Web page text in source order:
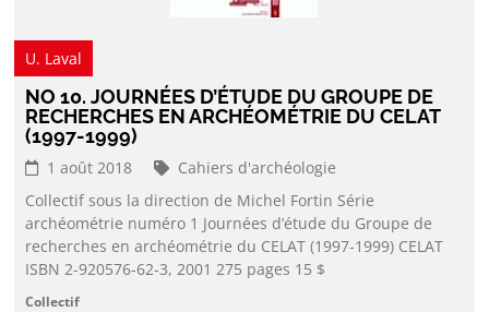
U. Laval
NO 10. JOURNÉES D’ÉTUDE DU GROUPE DE
RECHERCHES EN ARCHÉOMÉTRIE DU CELAT
(1997-1999)
1 août 2018
Cahiers d'archéologie
Collectif sous la direction de Michel Fortin Série
archéométrie numéro 1 Journées d’étude du Groupe de
recherches en archéométrie du CELAT (1997-1999) CELAT
ISBN 2-920576-62-3, 2001 275 pages 15 $
Collectif